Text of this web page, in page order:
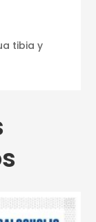
tibia y